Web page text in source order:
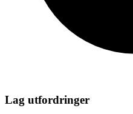
Lag utfordringer